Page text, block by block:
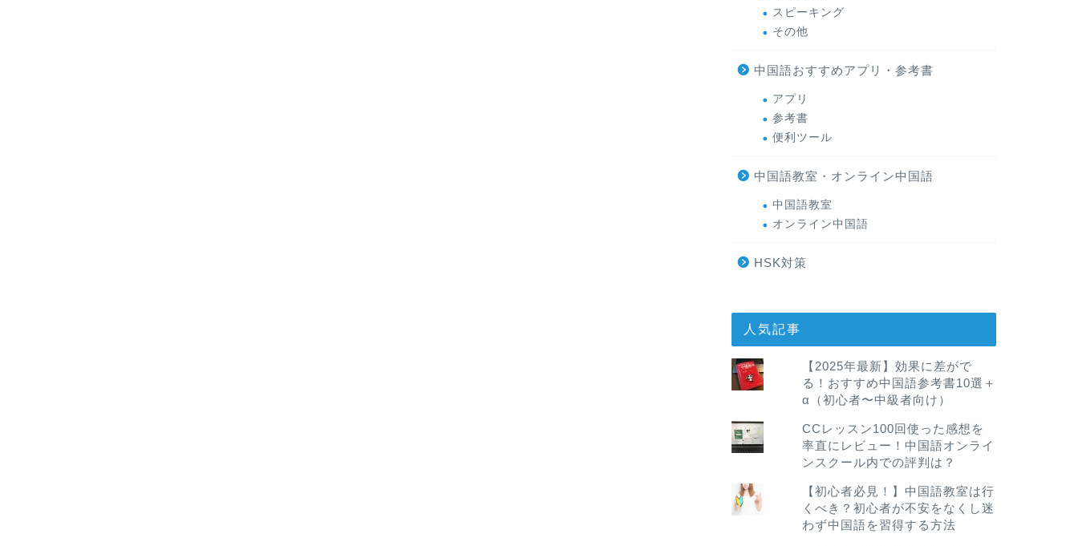
スピーキング
その他
中国語おすすめアプリ・参考書
アプリ
参考書
便利ツール
中国語教室・オンライン中国語
中国語教室
オンライン中国語
HSK対策
人気記事
【2025年最新】効果に差がで
る！おすすめ中国語参考書10選＋
α（初心者〜中級者向け）
CCレッスン100回使った感想を
率直にレビュー！中国語オンライ
ンスクール内での評判は？
【初心者必見！】中国語教室は行
くべき？初心者が不安をなくし迷
わず中国語を習得する方法